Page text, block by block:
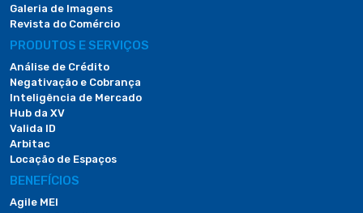
Galeria de Imagens
Revista do Comércio
PRODUTOS E SERVIÇOS
Análise de Crédito
Negativação e Cobrança
Inteligência de Mercado
Hub da XV
Valida ID
Arbitac
Locação de Espaços
BENEFÍCIOS
Agile MEI